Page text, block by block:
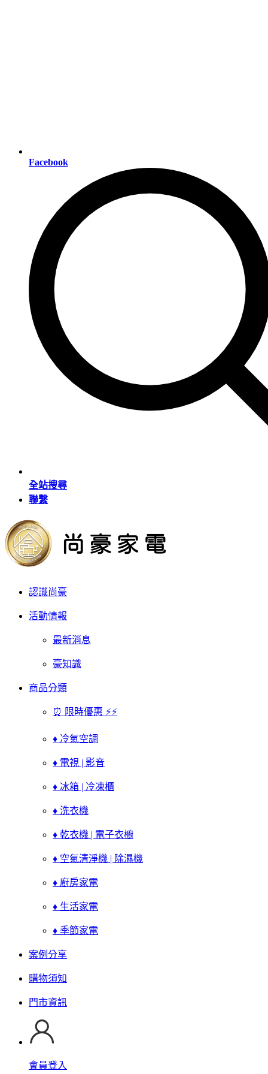
Facebook
全站搜尋
聯繫
認識尚豪
活動情報
最新消息
豪知識
商品分類
⏰ 限時優惠 ⚡⚡
♦ 冷氣空調
♦ 電視 | 影音
♦ 冰箱 | 冷凍櫃
♦ 洗衣機
♦ 乾衣機 | 電子衣櫥
♦ 空氣清淨機 | 除濕機
♦ 廚房家電
♦ 生活家電
♦ 季節家電
案例分享
購物須知
門市資訊
會員登入